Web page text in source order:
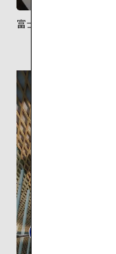
富士山が建物の前の